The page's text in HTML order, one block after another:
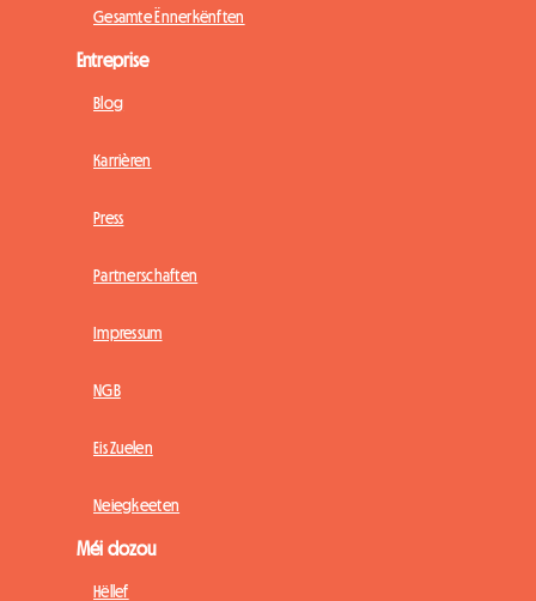
Gesamte Ënnerkënften
Entreprise
Blog
Karrièren
Press
Partnerschaften
Impressum
NGB
Eis Zuelen
Neiegkeeten
Méi dozou
Hëllef